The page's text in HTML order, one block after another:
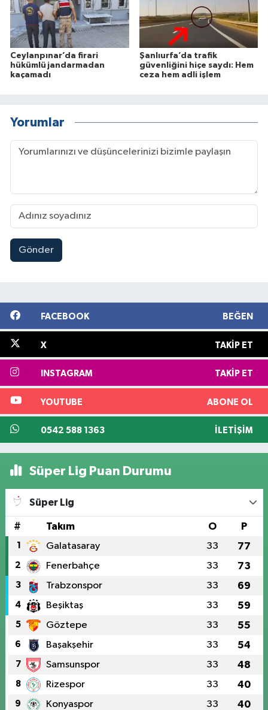
Ceylanpınar’da firari
hükümlü jandarmadan
kaçamadı
Şanlıurfa’da trafik
güvenliğini hiçe saydı: Hem
ceza hem adli işlem
Yorumlar
Gönder
FACEBOOK BEĞEN
X TAKIP ET
INSTAGRAM TAKIP ET
YOUTUBE ABONE OL
0542 588 1363 İLETIŞIM
Süper Lig Puan Durumu
Süper Lig
# Takım O P
1 Galatasaray 33 77
2 Fenerbahçe 33 73
3 Trabzonspor 33 69
4 Beşiktaş 33 59
5 Göztepe 33 55
6 Başakşehir 33 54
7 Samsunspor 33 48
8 Rizespor 33 40
9 Konyaspor 33 40